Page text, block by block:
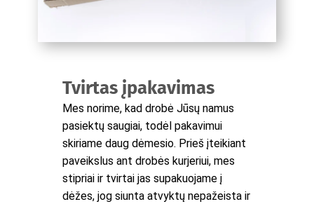
Tvirtas įpakavimas
Mes norime, kad drobė Jūsų namus
pasiektų saugiai, todėl pakavimui
skiriame daug dėmesio. Prieš įteikiant
paveikslus ant drobės kurjeriui, mes
stipriai ir tvirtai jas supakuojame į
dėžes, jog siunta atvyktų nepažeista ir